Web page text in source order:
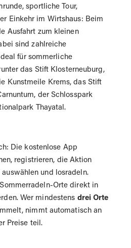
sportliche Tour,
Einkehr im Wirtshaus: Beim
Ausfahrt zum kleinen
sind zahlreiche
für sommerliche
das Stift Klosterneuburg,
Kunstmeile Krems, das Stift
der Schlosspark
Thayatal.
Die kostenlose App
registrieren, die Aktion
auswählen und losradeln.
Orte direkt in
Wer mindestens drei Orte
nimmt automatisch an
Preise teil.